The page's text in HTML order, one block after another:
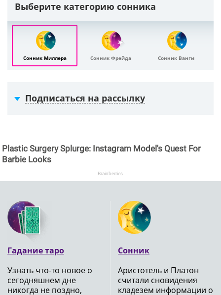
Выберите категорию сонника
Сонник Миллера Сонник Фрейда Сонник Ванги
Подписаться на рассылку
Plastic Surgery Splurge: Instagram Model's Quest For
Barbie Looks
Brainberries
Гадание таро
Узнать что-то новое о
сегодняшнем дне
никогда не поздно,
Сонник
Аристотель и Платон
считали сновидения
кладезем информации о